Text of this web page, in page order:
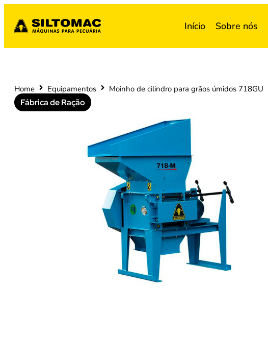
Início Sobre nós
Home Equipamentos Moinho de cilindro para grãos úmidos 718GU
Fábrica de Ração